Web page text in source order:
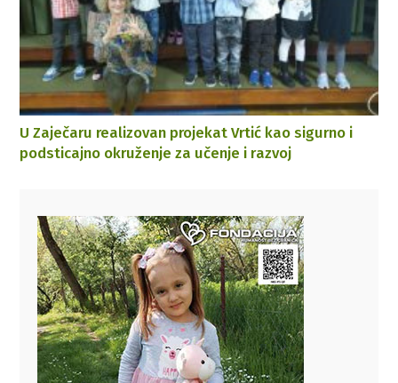
U Zaječaru realizovan projekat Vrtić kаo sigurno i
podsticаjno okruženje zа učenje i rаzvoj